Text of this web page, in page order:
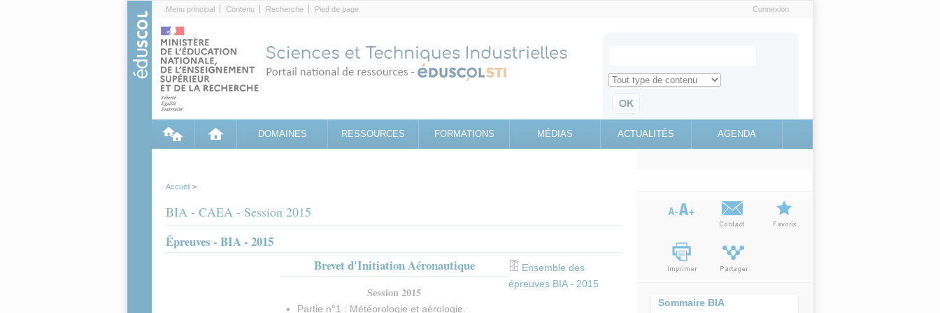
Menu principal Contenu Recherche Pied de page Connexion
Search for
Retrouvez toute l'information sur le site education.gouv.fr
DOMAINES RESSOURCES FORMATIONS MÉDIAS ACTUALITÉS AGENDA
Accueil >
BIA - CAEA - Session 2015
Épreuves - BIA - 2015
Brevet d'Initiation Aéronautique
Session 2015
Partie n°1 : Météorologie et aérologie.
Ensemble des
épreuves BIA - 2015
Sommaire BIA